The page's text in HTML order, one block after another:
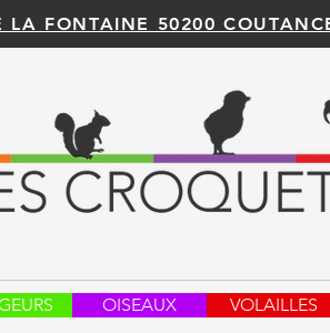
LA FONTAINE 50200
OISEAUX VOLAILLES